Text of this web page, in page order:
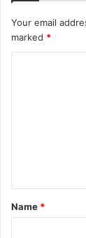
Your email
marked *
t
*
Name *